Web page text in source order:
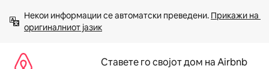
содржина
Некои информации се автоматски преведени. Прикажи на
оригиналниот јазик
Ставете го својот дом на Airbnb